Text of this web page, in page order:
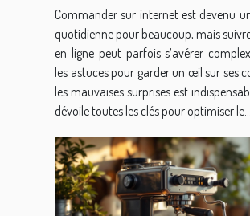
Commander sur internet est devenu
quotidienne pour beaucoup, mais
en ligne peut parfois s’avérer
les astuces pour garder un œil sur ses
les mauvaises surprises est
dévoile toutes les clés pour optimiser le...